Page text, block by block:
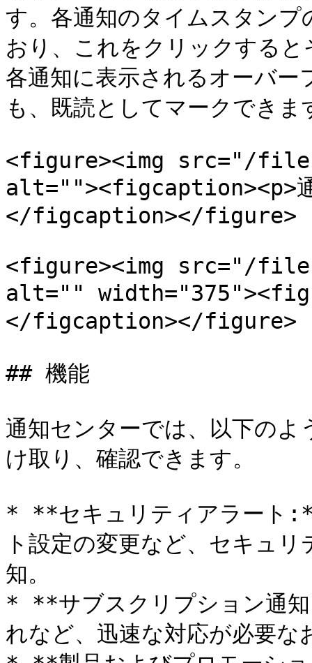
す。各通知のタイムスタン
おり、これをクリックする
各通知に表示されるオーバ
も、既読としてマークできま
<figure><img src="/
alt=""><figcaption><p>通
</figcaption></figure>
<figure><img src="/
alt=""
</figcaption></figure>
## 機能
通知センターでは、以下の
け取り、確認できます。
* **セキュリティアラート
ト設定の変更など、セキュ
知。
* **サブスクリプション通
れなど、迅速な対応が必要な